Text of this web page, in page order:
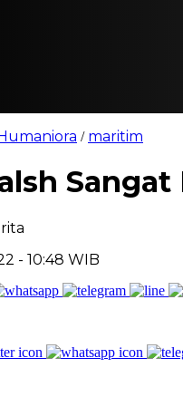
/ maritim
- 10:48 WIB